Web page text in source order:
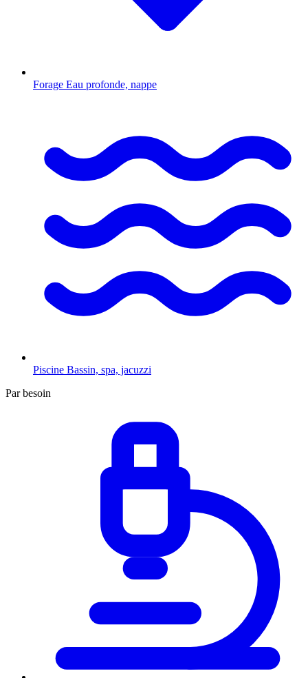
Forage Eau profonde, nappe
Piscine Bassin, spa, jacuzzi
Par besoin